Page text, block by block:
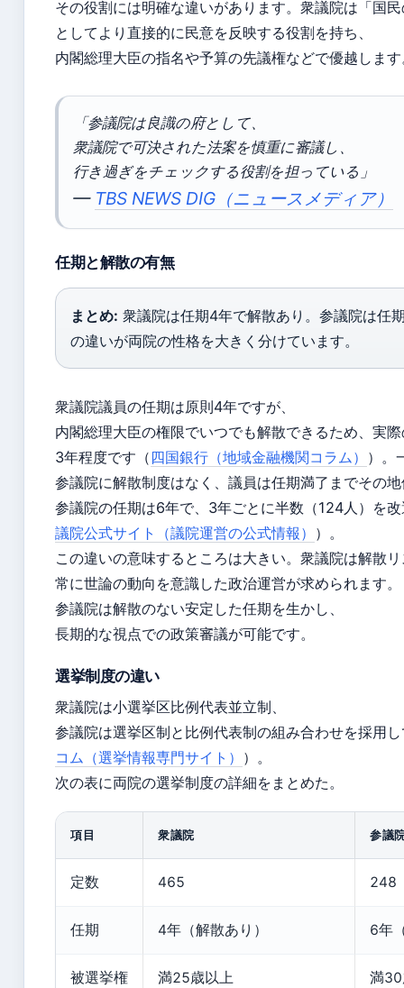
その役割には明確な違いがあります。衆議院は「国
としてより直接的に民意を反映する役割を持ち、
内閣総理大臣の指名や予算の先議権などで優越しま
「参議院は良識の府として、
衆議院で可決された法案を慎重に審議し、
行き過ぎをチェックする役割を担っている」
— TBS NEWS DIG（ニュースメディア）
任期と解散の有無
まとめ: 衆議院は任期4年で解散あり。参議院は任
の違いが両院の性格を大きく分けています。
衆議院議員の任期は原則4年ですが、
内閣総理大臣の権限でいつでも解散できるため、実
3年程度です（ 四国銀行（地域金融機関コラム） ）。
参議院に解散制度はなく、議員は任期満了までその
参議院の任期は6年で、3年ごとに半数（124人）を
議院公式サイト（議院運営の公式情報） ）。
この違いの意味するところは大きい。衆議院は解散
常に世論の動向を意識した政治運営が求められます。
参議院は解散のない安定した任期を生かし、
長期的な視点での政策審議が可能です。
選挙制度の違い
衆議院は小選挙区比例代表並立制、
参議院は選挙区制と比例代表制の組み合わせを採用
コム（選挙情報専門サイト） ）。
次の表に両院の選挙制度の詳細をまとめた。
項目 衆議院 参議
定数 465 248
任期 4年（解散あり） 6年
被選挙権 満25歳以上 満